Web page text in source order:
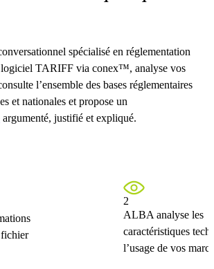
spécialisé en réglementation
logiciel TARIFF via conex™, analyse vos
l’ensemble des bases réglementaires
et nationales et propose un
argumenté, justifié et expliqué.
2
ALBA analyse les
caractéristiques
l’usage de vos